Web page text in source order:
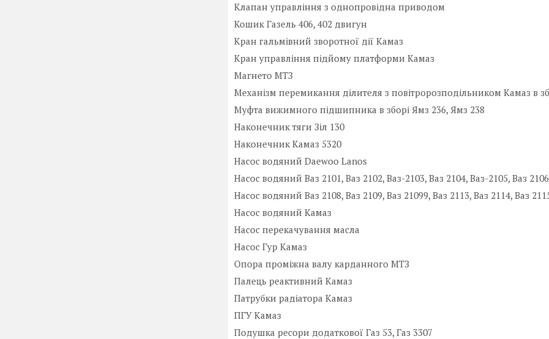
Клапан управління з однопровідна приводом
Кошик Газель 406, 402 двигун
Кран гальмівний зворотної дії Камаз
Кран управління підйому платформи Камаз
Магнето МТЗ
Механізм перемикання ділителя з повітророзподільником Камаз в
Муфта вижимного підшипника в зборі Ямз 236, Ямз 238
Наконечник тяги Зіл 130
Наконечник Камаз 5320
Насос водяний Daewoo Lanos
Насос водяний Ваз 2101, Ваз 2102, Ваз-2103, Ваз 2104, Ваз-2105, Ваз
Насос водяний Ваз 2108, Ваз 2109, Ваз 21099, Ваз 2113, Ваз 2114, Ваз
Насос водяний Камаз
Насос перекачування масла
Насос Гур Камаз
Опора проміжна валу карданного МТЗ
Палець реактивний Камаз
Патрубки радіатора Камаз
ПГУ Камаз
Подушка ресори додаткової Газ 53, Газ 3307